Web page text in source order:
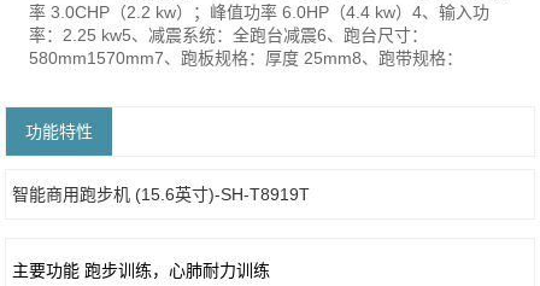
率 3.0CHP（2.2 kw）；峰值功率 6.0HP（4.4 kw）4、输入功
率：2.25 kw5、减震系统：全跑台减震6、跑台尺寸：
580mm1570mm7、跑板规格：厚度 25mm8、跑带规格：
功能特性
智能商用跑步机 (15.6英寸)-SH-T8919T
主要功能 跑步训练，心肺耐力训练